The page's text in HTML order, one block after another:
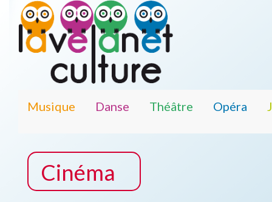
Musique Danse Théâtre Opéra
Cinéma